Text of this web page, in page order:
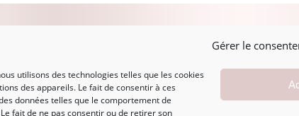
Gérer le
utilisons des technologies telles que les cookies
des appareils. Le fait de consentir à ces
données telles que le comportement de
fait de ne pas consentir ou de retirer son
CONNEXION
Mot de passe perdu
Accueil